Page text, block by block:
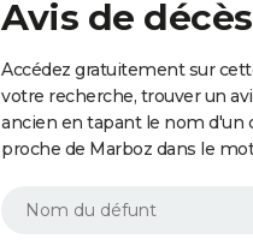
Avis de
Accédez gratuitement sur
votre recherche, trouver un
ancien en tapant le nom d'un
proche de Marboz dans le